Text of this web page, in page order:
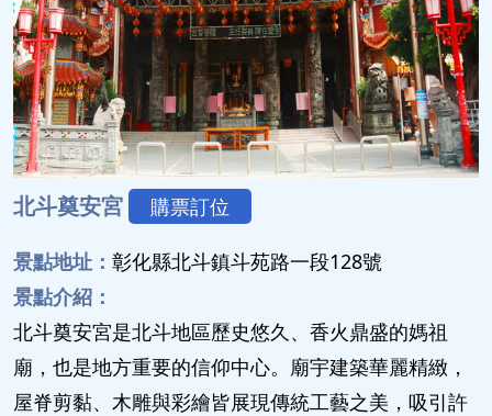
北斗奠安宮 購票訂位
景點地址： 彰化縣北斗鎮斗苑路一段128號
景點介紹：
北斗奠安宮是北斗地區歷史悠久、香火鼎盛的媽祖
廟，也是地方重要的信仰中心。廟宇建築華麗精緻，
屋脊剪黏、木雕與彩繪皆展現傳統工藝之美，吸引許